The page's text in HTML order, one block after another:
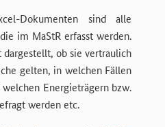
Dokumenten sind alle
im MaStR erfasst werden.
ob sie vertraulich
gelten, in welchen Fällen
Energieträgern bzw.
werden etc.